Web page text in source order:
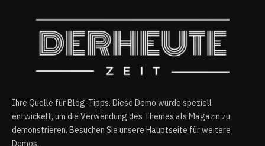
Ihre Quelle für Blog-Tipps. Diese Demo wurde speziell
entwickelt, um die Verwendung des Themes als Magazin zu
demonstrieren. Besuchen Sie unsere Hauptseite für weitere
Demos.